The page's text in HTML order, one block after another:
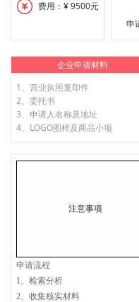
费用：¥ 9500元
申
企业申请材料
1、营业执照复印件
2、委托书
3、申请人名称及地址
4、LOGO图样及商品小项
注意事项
申请流程
1、检索分析
2、收集核实材料